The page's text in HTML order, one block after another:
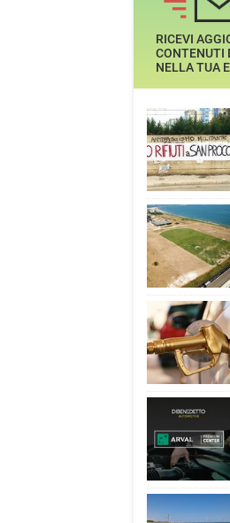
RICEVI
CONTENUTI
NELLA TUA